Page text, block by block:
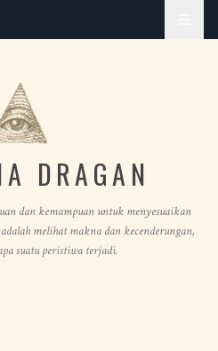
DRAGAN
dan kemampuan untuk menyesuaikan
melihat makna dan kecenderungan,
suatu peristiwa terjadi.